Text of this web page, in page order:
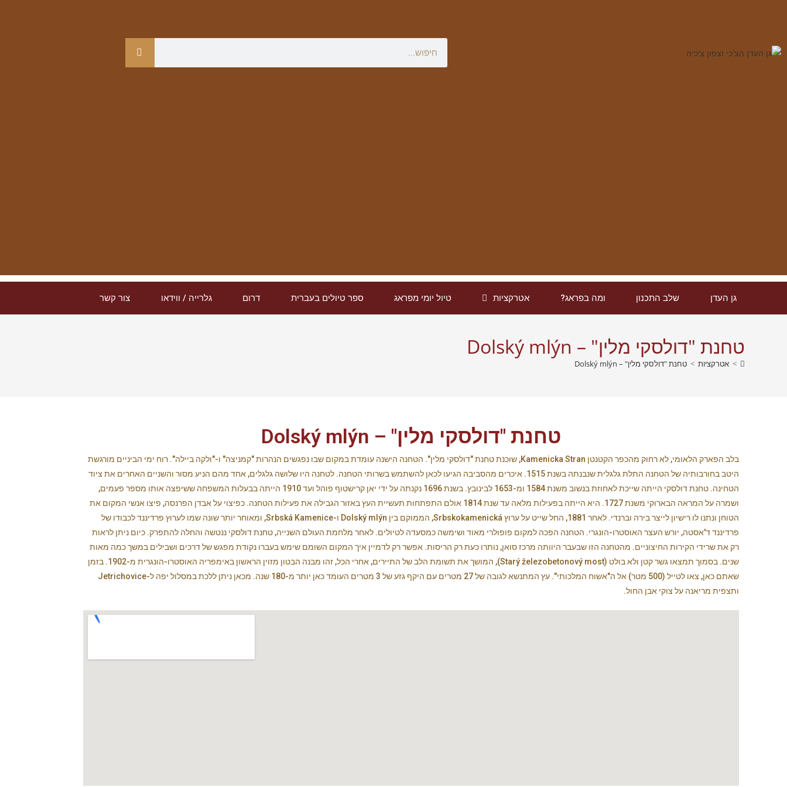
גן העדן שלב התכנון ומה בפראג? אטרקציות טיול יומי מפראג ספר טיולים בעברית דרום גלרייה / ווידאו צור קשר
טחנת "דולסקי מלין" – Dolský mlýn
> אטרקציות > טחנת "דולסקי מלין" – Dolský mlýn
טחנת "דולסקי מלין" – Dolský mlýn
בלב הפארק הלאומי, לא רחוק מהכפר הקטנטן Kamenicka Stran, שוכנת טחנת "דולסקי מלין". הטחנה הישנה עומדת במקום שבו נפגשים הנהרות "קמניצה" ו-"ולקה ביילה". רוח ימי הביניים מורגשת
היטב בחורבותיה של הטחנה התלת גלגלית שנבנתה בשנת 1515. איכרים מהסביבה הגיעו לכאן להשתמש בשרותי הטחנה. לטחנה היו שלושה גלגלים, אחד מהם הניע מסור והשניים האחרים את ציוד
הטחינה. טחנת דולסקי הייתה שייכת לאחוזת בנשוב משנת 1584 ומ-1653 לבינובץ. בשנת 1696 נקנתה על ידי יאן קרישטוף פוהל ועד 1910 הייתה בבעלות המשפחה ששיפצה אותו מספר פעמים,
ושמרה על המראה הבארוקי משנת 1727. היא הייתה בפעילות מלאה עד שנת 1814 אולם התפתחות תעשיית העץ באזור הגבילה את פעילות הטחנה. כפיצוי על אבדן הפרנסה, פיצו אנשי המקום את
הטוחן ונתנו לו רישיון לייצר בירה וברנדי. לאחר 1881, החל שייט על ערוץ Srbskokamenická, הממוקם בין Dolský mlýn ו-Srbská Kamenice, ומאוחר יותר שונה שמו לערוץ פרדיננד לכבודו של
פרדיננד ד'אסטה, יורש העצר האוסטרו-הונגרי. הטחנה הפכה למקום פופולרי מאוד ושימשה כמסעדה לטיולים. לאחר מלחמת העולם השנייה, טחנת דולסקי ננטשה והחלה להתפרק. כיום ניתן לראות
רק את שרידי הקירות החיצוניים. מהטחנה הזו שבעבר היוותה מרכז סואן, נותרו כעת רק הריסות. אפשר רק לדמיין איך המקום השומם שימש בעברו נקודת מפגש של דרכים ושבילים במשך כמה מאות
שנים. בסמוך תמצאו גשר קטן ולא בולט (Starý železobetonový most), המושך את תשומת הלב של התיירים, אחרי הכל, זהו מבנה הבטון מזוין הראשון באימפריה האוסטרו-הונגרית מ-1902. בזמן
שאתם כאן, צאו לטייל (500 מטר) אל ה"אשוח המלכותי". עץ המתנשא לגובה של 27 מטרים עם היקף גזע של 3 מטרים העומד כאן יותר מ-180 שנה. מכאן ניתן ללכת במסלול יפה ל-Jetrichovice
ותצפית מריאנה על צוקי אבן החול.